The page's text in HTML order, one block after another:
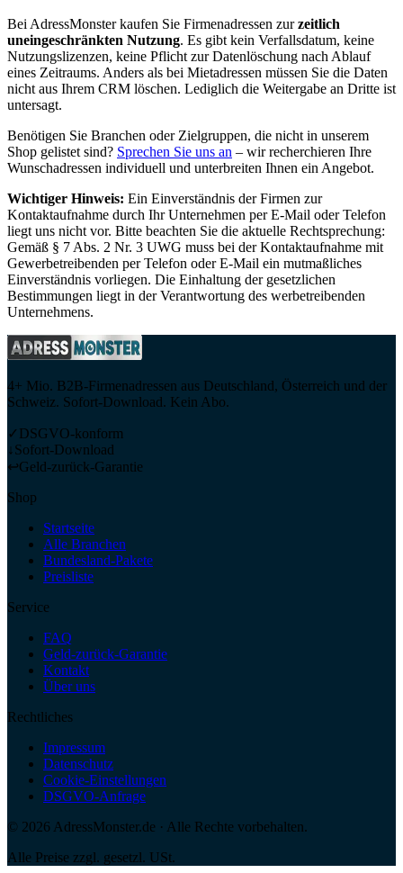
Bei AdressMonster kaufen Sie Firmenadressen zur zeitlich
uneingeschränkten Nutzung. Es gibt kein Verfallsdatum, keine
Nutzungslizenzen, keine Pflicht zur Datenlöschung nach Ablauf
eines Zeitraums. Anders als bei Mietadressen müssen Sie die Daten
nicht aus Ihrem CRM löschen. Lediglich die Weitergabe an Dritte ist
untersagt.
Benötigen Sie Branchen oder Zielgruppen, die nicht in unserem
Shop gelistet sind? Sprechen Sie uns an – wir recherchieren Ihre
Wunschadressen individuell und unterbreiten Ihnen ein Angebot.
Wichtiger Hinweis: Ein Einverständnis der Firmen zur
Kontaktaufnahme durch Ihr Unternehmen per E-Mail oder Telefon
liegt uns nicht vor. Bitte beachten Sie die aktuelle Rechtsprechung:
Gemäß § 7 Abs. 2 Nr. 3 UWG muss bei der Kontaktaufnahme mit
Gewerbetreibenden per Telefon oder E-Mail ein mutmaßliches
Einverständnis vorliegen. Die Einhaltung der gesetzlichen
Bestimmungen liegt in der Verantwortung des werbetreibenden
Unternehmens.
4+ Mio. B2B-Firmenadressen aus Deutschland, Österreich und der
Schweiz. Sofort-Download. Kein Abo.
✓ DSGVO-konform
↓Sofort-Download
↩Geld-zurück-Garantie
Shop
Startseite
Alle Branchen
Bundesland-Pakete
Preisliste
Service
FAQ
Geld-zurück-Garantie
Kontakt
Über uns
Rechtliches
Impressum
Datenschutz
Cookie-Einstellungen
DSGVO-Anfrage
© 2026 AdressMonster.de · Alle Rechte vorbehalten.
Alle Preise zzgl. gesetzl. USt.